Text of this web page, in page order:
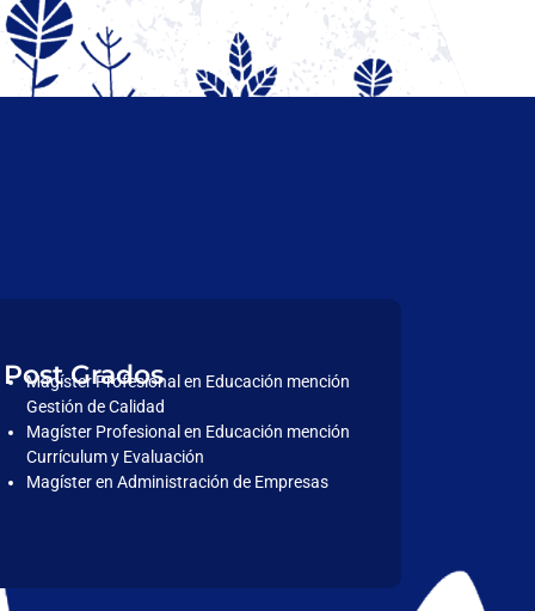
Post Grados
Magíster Profesional en Educación mención
Gestión de Calidad
Magíster Profesional en Educación mención
Currículum y Evaluación
Magíster en Administración de Empresas